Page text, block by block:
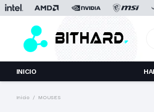
INICIO
Inicio / MOUSES